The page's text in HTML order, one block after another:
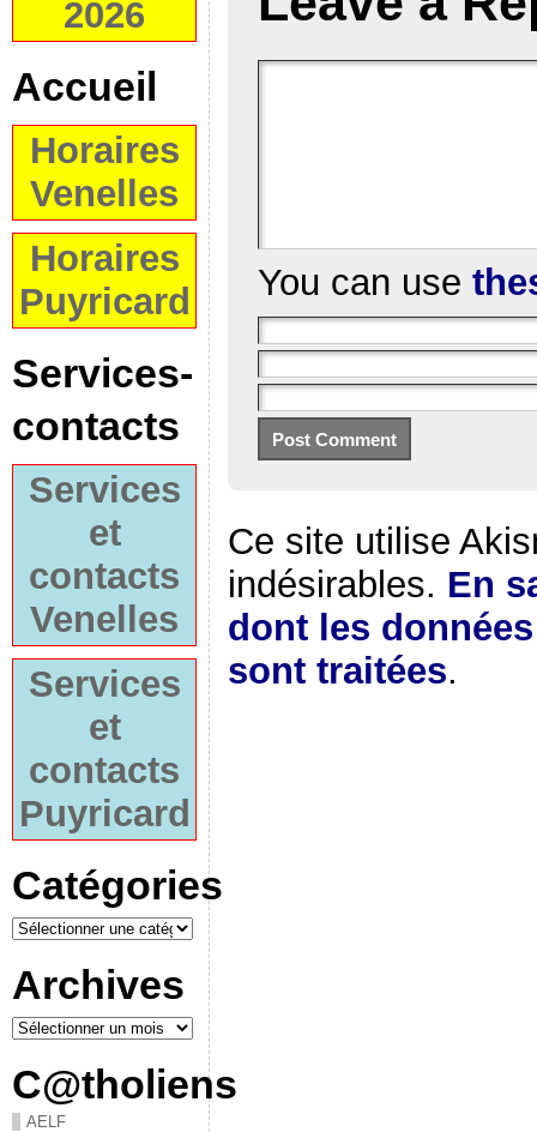
2026
Accueil
Horaires
Venelles
Horaires
Puyricard
Services-
contacts
Services
et
contacts
Venelles
Services
et
contacts
Puyricard
Catégories
Archives
C@tholiens
AELF
You can use
Ce site utilise
indésirables. En
dont les
sont traitées.